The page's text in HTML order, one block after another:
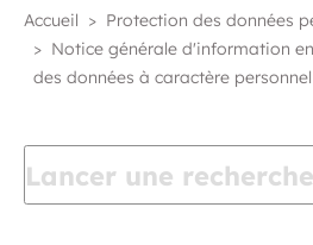
Accueil
Protection des données
Notice générale d'information
des données à caractère personnel